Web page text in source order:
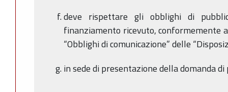
deve rispettare gli obblighi di
finanziamento ricevuto, conformemente
“Obblighi di comunicazione” delle
in sede di presentazione della domanda